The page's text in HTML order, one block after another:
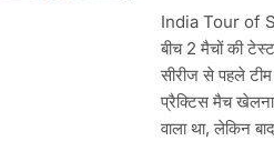
India Tour of
बीच 2 मैचों की
सीरीज से पहले
प्रैक्टिस मैच
वाला था, लेकिन